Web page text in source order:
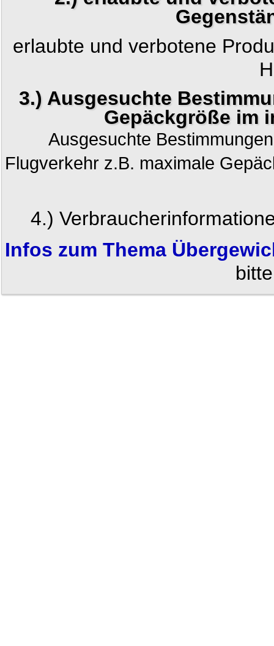
erlaubte und verbotene
3.) Ausgesuchte
Gepäckgröße im
Ausgesuchte
Flugverkehr z.B. maximale
4.)
Infos zum Thema